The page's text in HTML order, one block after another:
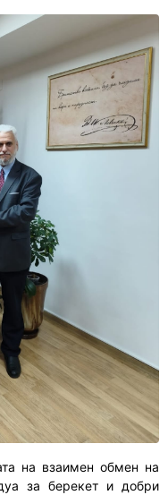
на взаимен обмен на
за берекет и добри